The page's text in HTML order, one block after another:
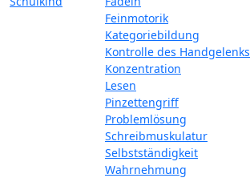
Feinmotorik
Kategoriebildung
Kontrolle des Handgelenks
Konzentration
Lesen
Pinzettengriff
Problemlösung
Schreibmuskulatur
Selbstständigkeit
Wahrnehmung